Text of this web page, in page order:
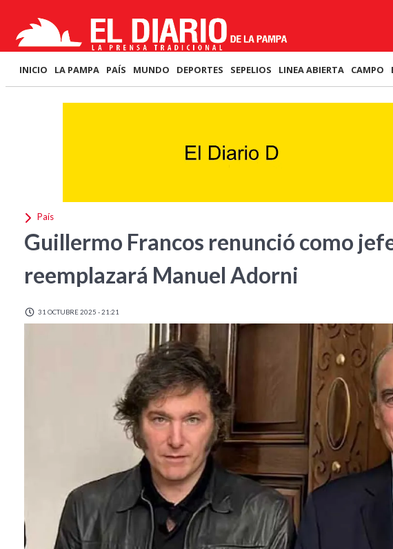
INICIO LA PAMPA PAÍS MUNDO DEPORTES SEPELIOS LINEA ABIERTA CAMPO
País
Guillermo Francos renunció como
reemplazará Manuel Adorni
31 OCTUBRE 2025 - 21:21